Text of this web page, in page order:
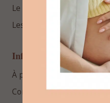
Le podcast
Les guides gratuits
Informations
À propos
Contact